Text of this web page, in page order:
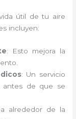
útil de tu aire
incluyen:
: Esto mejora la
: Un servicio
antes de que se
alrededor de la